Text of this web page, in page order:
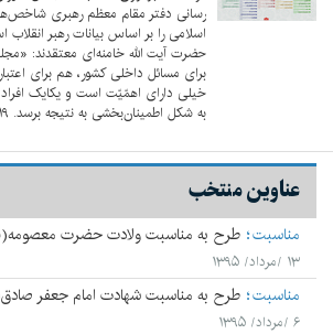
رسانی دفتر مقام معظم رهبری شاخص‌های
اسلامی را بر اساس بیانات رهبر
حضرت آیت الله خامنه‌ای معتقدند:
براى مسائل داخلى کشور، هم براى
خیلى داراى اهمّیّت است و یکایک افراد
به شکل اطمینان‌بخشى به نتیجه برسد. ۱۹/دی/۱۳۹۴»
عناوین منتخب
مناسبت طرح به مناسبت ولادت حضرت
۱۳ /مرداد/ ۱۳۹۵
مناسبت طرح به مناسبت شهادت امام جعفر
۶ /مرداد/ ۱۳۹۵